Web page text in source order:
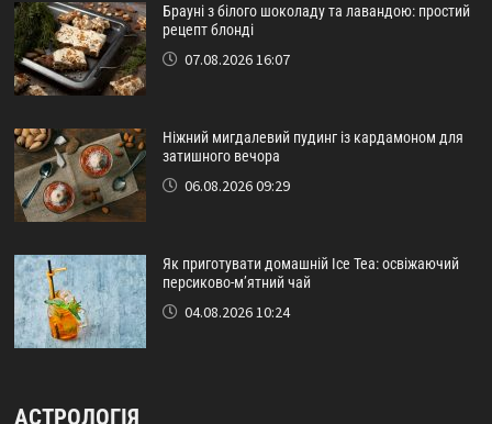
Брауні з білого шоколаду та лавандою: простий
рецепт блонді
07.08.2026 16:07
Ніжний мигдалевий пудинг із кардамоном для
затишного вечора
06.08.2026 09:29
Як приготувати домашній Ice Tea: освіжаючий
персиково-м’ятний чай
04.08.2026 10:24
АСТРОЛОГІЯ